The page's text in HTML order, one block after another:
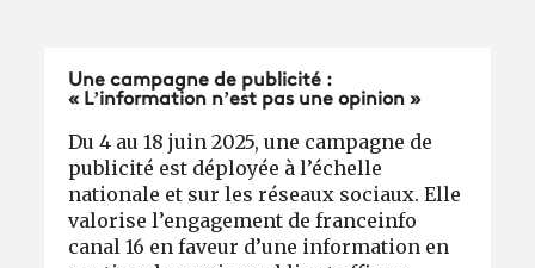
Une campagne de publicité :
« L’information n’est pas une opinion »
Du 4 au 18 juin 2025, une campagne de
publicité est déployée à l’échelle
nationale et sur les réseaux sociaux. Elle
valorise l’engagement de franceinfo
canal 16 en faveur d’une information en